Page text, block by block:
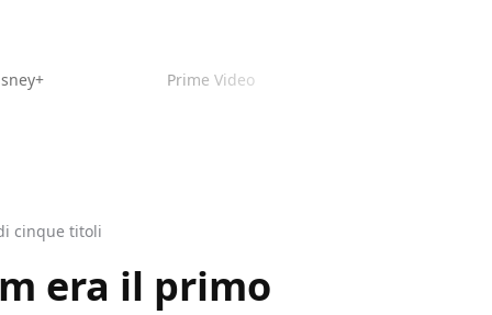
Prime Video
cinque titoli
era il primo